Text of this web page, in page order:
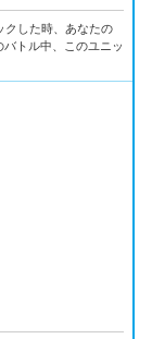
クした時、あなたの
バトル中、このユニッ